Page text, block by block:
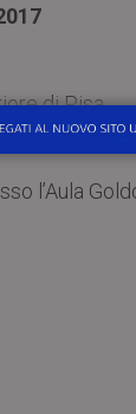
di Pisa
l’Aula